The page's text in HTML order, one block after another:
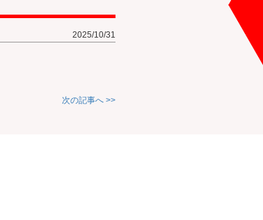
2025/10/31
次の記事へ >>